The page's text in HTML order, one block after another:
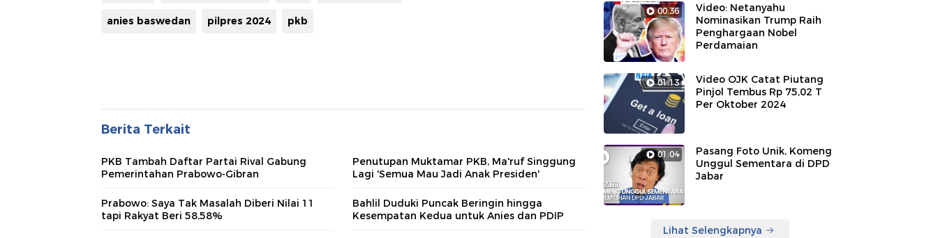
anies baswedan pilpres 2024 pkb
Berita Terkait
PKB Tambah Daftar Partai Rival Gabung
Pemerintahan Prabowo-Gibran
Penutupan Muktamar PKB, Ma'ruf Singgung
Lagi 'Semua Mau Jadi Anak Presiden'
Prabowo: Saya Tak Masalah Diberi Nilai 11
tapi Rakyat Beri 58,58%
Bahlil Duduki Puncak Beringin hingga
Kesempatan Kedua untuk Anies dan PDIP
00:36
Video: Netanyahu
Nominasikan Trump Raih
Penghargaan Nobel
Perdamaian
01:13
Video OJK Catat Piutang
Pinjol Tembus Rp 75,02 T
Per Oktober 2024
01:04
Pasang Foto Unik, Komeng
Unggul Sementara di DPD
Jabar
Lihat Selengkapnya